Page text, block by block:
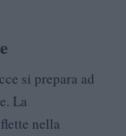
si prepara ad
La
nella